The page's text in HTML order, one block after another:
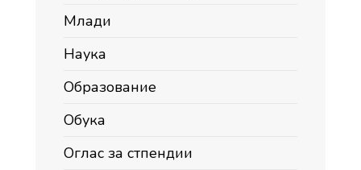
Млади
Наука
Образование
Обука
Оглас за стпендии